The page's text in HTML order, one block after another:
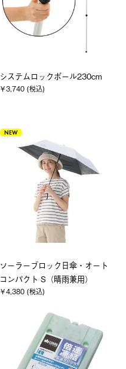
システムロックポール230cm
￥3,740 (税込)
NEW
ソーラーブロック日傘・オート
コンパクト S（晴雨兼用）
￥4,380 (税込)